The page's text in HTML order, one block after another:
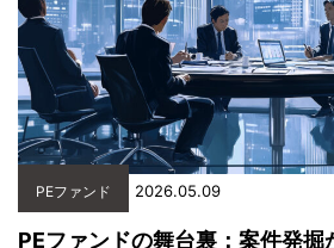
PEファンド 2026.05.09
PEファンドの舞台裏：案件発掘